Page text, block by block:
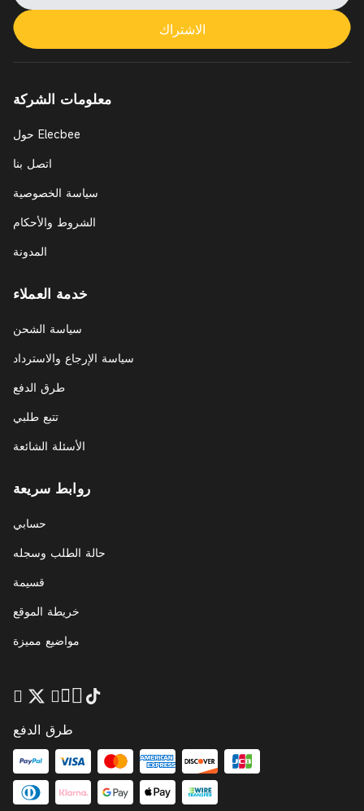
الاشتراك
معلومات الشركة
حول Elecbee
اتصل بنا
سياسة الخصوصية
الشروط والأحكام
المدونة
خدمة العملاء
سياسة الشحن
سياسة الإرجاع والاسترداد
طرق الدفع
تتبع طلبي
الأسئلة الشائعة
روابط سريعة
حسابي
حالة الطلب وسجله
قسيمة
خريطة الموقع
مواضيع مميزة
طرق الدفع